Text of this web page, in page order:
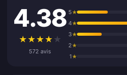
4.38
★ ★ ★ ★ ★
572 avis
5★
4★
3★
2★
1★